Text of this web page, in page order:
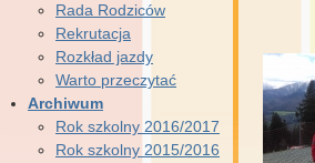
Rada Rodziców
Rekrutacja
Rozkład jazdy
Warto przeczytać
Archiwum
Rok szkolny 2016/2017
Rok szkolny 2015/2016